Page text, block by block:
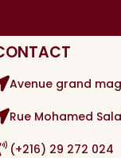
Avenue grand
Rue Mohamed
(+216) 29 272 024